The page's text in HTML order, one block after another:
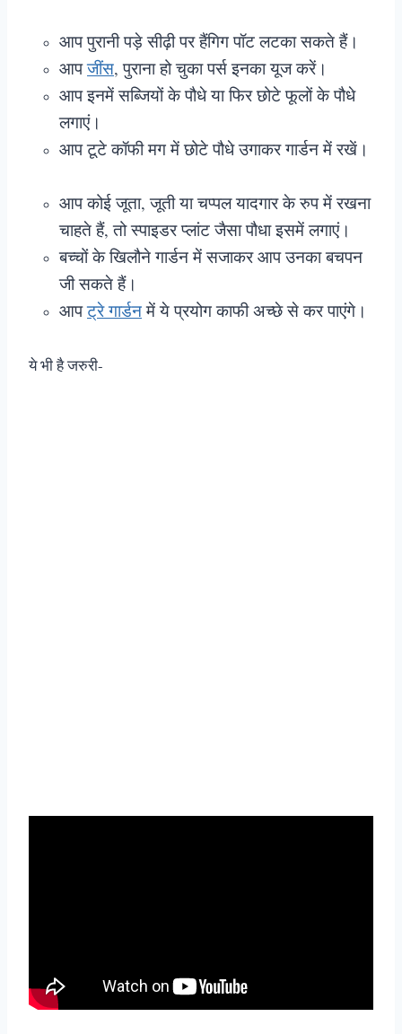
आप पुरानी पड़े सीढ़ी पर हैंगिग पॉट लटका सकते हैं।
आपजींस, पुराना हो चुका पर्स इनका यूज करें।
आप इनमें सब्जियों के पौधे या फिर छोटे फूलों के पौधे
लगाएं।
आप टूटे कॉफी मग में छोटे पौधे उगाकर गार्डन में रखें।
आप कोई जूता, जूती या चप्पल यादगार के रुप में रखना
चाहते हैं, तो स्पाइडर प्लांट जैसा पौधा इसमें लगाएं।
बच्चों के खिलौने गार्डन में सजाकर आप उनका बचपन
जी सकते हैं।
आपट्रे गार्डनमें ये प्रयोग काफी अच्छे से कर पाएंगे।
ये भी है जरुरी-